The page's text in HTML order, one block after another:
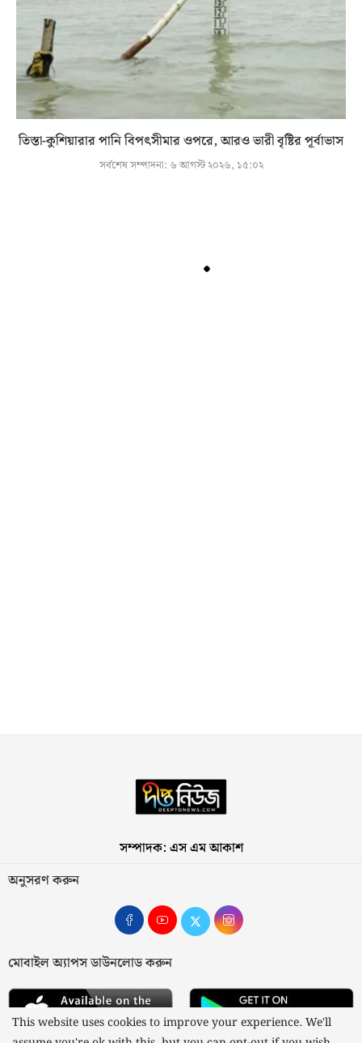
তিস্তা-কুশিয়ারার পানি বিপৎসীমার ওপরে, আরও ভারী বৃষ্টির পূর্বাভাস
সর্বশেষ সম্পাদনা: ৬ আগস্ট ২০২৬, ১৫:০২
সম্পাদক: এস এম আকাশ
অনুসরণ করুন
মোবাইল অ্যাপস ডাউনলোড করুন
This website uses cookies to improve your experience. We'll